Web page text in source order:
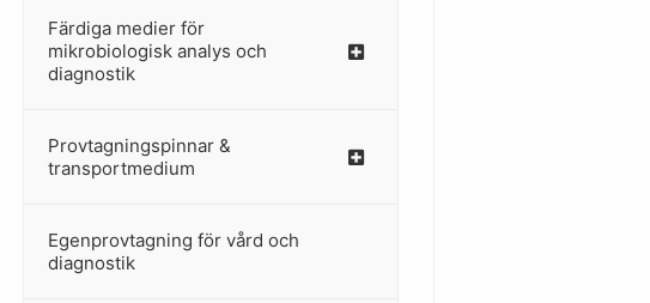
Färdiga medier för
mikrobiologisk analys och
diagnostik
Provtagningspinnar &
transportmedium
–
Egenprovtagning för vård och
diagnostik
–